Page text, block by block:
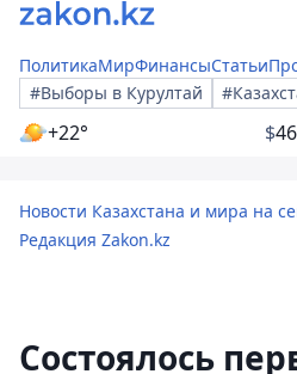
ПолитикаМирФинансыСтатьи
#Выборы в Курултай
+22° $
Новости Казахстана и мира на
Редакция Zakon.kz
Cостоялось